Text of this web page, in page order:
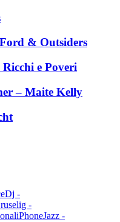
& Outsiders
e Poveri
– Maite Kelly
Dj -
-
iPhoneJazz -